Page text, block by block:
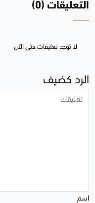
التعليقات (0)
لا توجد تعليقات حتى الآن
الرد كضيف
اسم